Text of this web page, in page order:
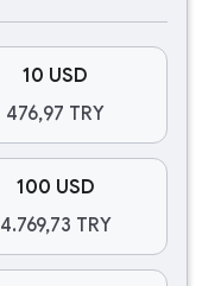
10 USD
476,97 TRY
100 USD
4.769,73 TRY